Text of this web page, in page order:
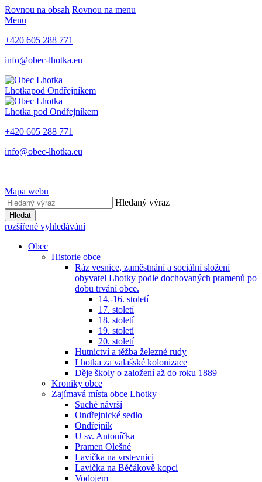
Rovnou na obsah Rovnou na menu
Menu
+420 605 288 771
info@obec-lhotka.eu
Lhotkapod Ondřejníkem
Lhotka pod Ondřejníkem
+420 605 288 771
info@obec-lhotka.eu
Mapa webu
Hledaný výraz
Hledat
rozšířené vyhledávání
Obec
Historie obce
Ráz vesnice, zaměstnání a sociální složení
obyvatel Lhotky podle dochovaných pramenů po
dobu trvání obce.
14.-16. století
17. století
18. století
19. století
20. století
Hutnictví a těžba železné rudy
Lhotka za valašské kolonizace
Děje školy o založení až do roku 1889
Kroniky obce
Zajímavá místa obce Lhotky
Suché návrší
Ondřejnické sedlo
Ondřejník
U sv. Antoníčka
Pramen Olešné
Lavička na vrstevnici
Lavička na Běčákově kopci
Vodojem